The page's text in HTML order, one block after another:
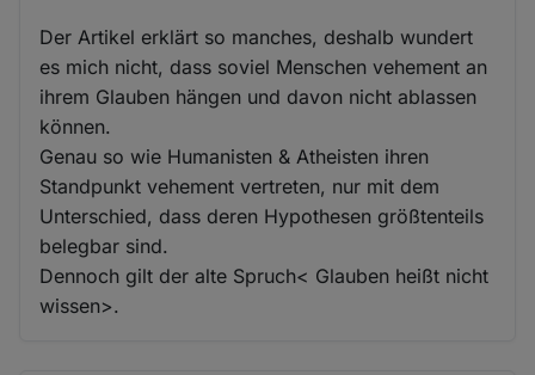
Der Artikel erklärt so manches, deshalb wundert
es mich nicht, dass soviel Menschen vehement an
ihrem Glauben hängen und davon nicht ablassen
können.
Genau so wie Humanisten & Atheisten ihren
Standpunkt vehement vertreten, nur mit dem
Unterschied, dass deren Hypothesen größtenteils
belegbar sind.
Dennoch gilt der alte Spruch< Glauben heißt nicht
wissen>.